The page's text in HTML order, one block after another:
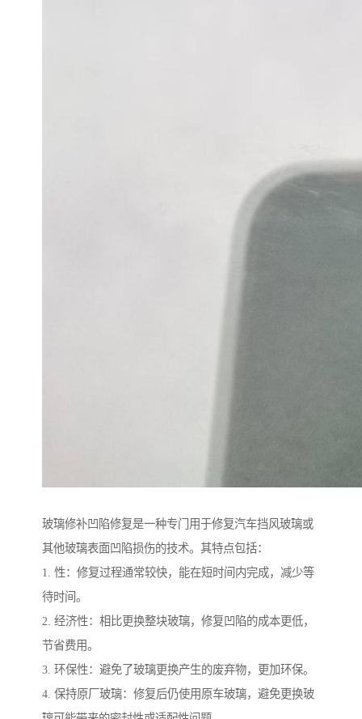
玻璃修补凹陷修复是一种专门用于修复汽车挡风玻璃或
其他玻璃表面凹陷损伤的技术。其特点包括：
1. 性：修复过程通常较快，能在短时间内完成，减少等
待时间。
2. 经济性：相比更换整块玻璃，修复凹陷的成本更低，
节省费用。
3. 环保性：避免了玻璃更换产生的废弃物，更加环保。
4. 保持原厂玻璃：修复后仍使用原车玻璃，避免更换玻